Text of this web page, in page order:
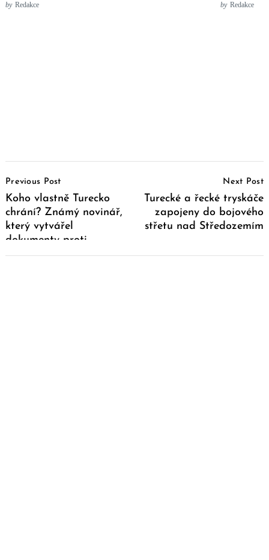
by Redakce by Redakce
Navigation
Previous Post
Koho vlastně Turecko
chrání? Známý novinář,
který vytvářel
dokumenty proti
Islámskému státu, byl
Next Post
Turecké a řecké tryskáče
zapojeny do bojového
střetu nad Středozemím